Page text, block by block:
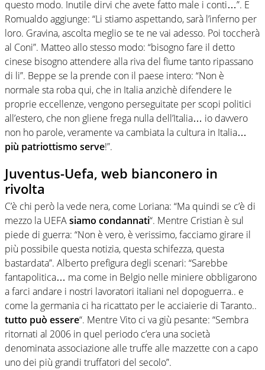
questo modo. Inutile dirvi che avete fatto male i conti…”. E
Romualdo aggiunge: “Li stiamo aspettando, sarà l’inferno per
loro. Gravina, ascolta meglio se te ne vai adesso. Poi toccherà
al Coni”. Matteo allo stesso modo: “bisogno fare il detto
cinese bisogno attendere alla riva del fiume tanto ripassano
di li”. Beppe se la prende con il paese intero: “Non è
normale sta roba qui, che in Italia anzichè difendere le
proprie eccellenze, vengono perseguitate per scopi politici
all’estero, che non gliene frega nulla dell’Italia… io davvero
non ho parole, veramente va cambiata la cultura in Italia…
più patriottismo serve!”.
Juventus-Uefa, web bianconero in
rivolta
C’è chi però la vede nera, come Loriana: “Ma quindi se c’è di
mezzo la UEFAsiamo condannati“. Mentre Cristian è sul
piede di guerra: “Non è vero, è verissimo, facciamo girare il
più possibile questa notizia, questa schifezza, questa
bastardata”. Alberto prefigura degli scenari: “Sarebbe
fantapolitica… ma come in Belgio nelle miniere obbligarono
a farci andare i nostri lavoratori italiani nel dopoguerra.. e
come la germania ci ha ricattato per le acciaierie di Taranto..
tutto può essere“. Mentre Vito ci va giù pesante: “Sembra
ritornati al 2006 in quel periodo c’era una società
denominata associazione alle truffe alle mazzette con a capo
uno dei più grandi truffatori del secolo”.